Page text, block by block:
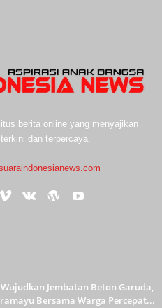
berita online yang menyajikan
dan terpercaya.
Jembatan Beton Garuda,
Bersama Warga Percepat...